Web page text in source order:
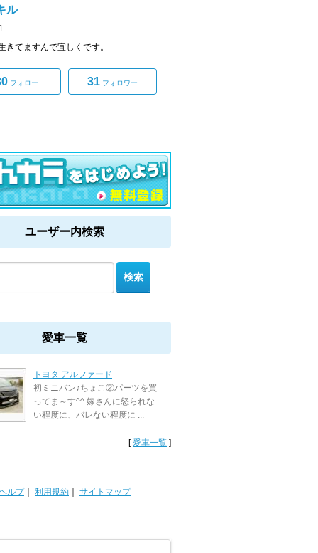
ル
]
きてますんで宜しくです。
フォロー 31 フォロワー
ユーザー内検索
愛車一覧
トヨタ アルファード
初ミニバン♪ちょこ②パーツを買
ってま～す^^ 嫁さんに怒られな
い程度に、バレない程度に ...
[愛車一覧 ]
ルプ｜ 利用規約 サイトマップ